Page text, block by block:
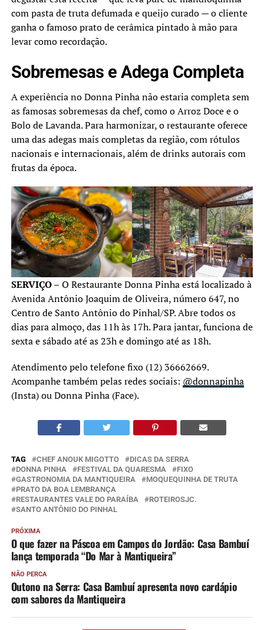
com pasta de truta defumada e queijo curado — o cliente
ganha o famoso prato de cerâmica pintado à mão para
levar como recordação.
Sobremesas e Adega Completa
A experiência no Donna Pinha não estaria completa sem
as famosas sobremesas da chef, como o Arroz Doce e o
Bolo de Lavanda. Para harmonizar, o restaurante oferece
uma das adegas mais completas da região, com rótulos
nacionais e internacionais, além de drinks autorais com
frutas da época.
SERVIÇO – O Restaurante Donna Pinha está localizado à
Avenida Antônio Joaquim de Oliveira, número 647, no
Centro de Santo Antônio do Pinhal/SP. Abre todos os
dias para almoço, das 11h às 17h. Para jantar, funciona de
sexta e sábado até as 23h e domingo até as 18h.
Atendimento pelo telefone fixo (12) 36662669.
Acompanhe também pelas redes sociais: @donnapinha
(Insta) ou Donna Pinha (Face).
TAG CHEF ANOUK MIGOTTO
DICAS DA SERRA
DONNA PINHA
FESTIVAL DA QUARESMA
FIXO
GASTRONOMIA DA MANTIQUEIRA
MOQUEQUINHA DE TRUTA
PRATO DA BOA LEMBRANÇA
RESTAURANTES VALE DO PARAÍBA
ROTEIROSJC.
SANTO ANTÔNIO DO PINHAL
PRÓXIMA
O que fazer na Páscoa em Campos do Jordão: Casa Bambuí
lança temporada “Do Mar à Mantiqueira”
NÃO PERCA
Outono na Serra: Casa Bambuí apresenta novo cardápio
com sabores da Mantiqueira